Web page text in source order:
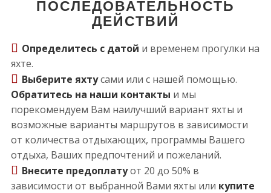
ПОСЛЕДОВАТЕЛЬНОСТЬ
ДЕЙСТВИЙ
Определитесь с датой и временем прогулки на
яхте.
Выберите яхтусами или с нашей помощью.
Обратитесь на наши контакты и мы
порекомендуем Вам наилучший вариант яхты и
возможные варианты маршрутов в зависимости
от количества отдыхающих, программы Вашего
отдыха, Ваших предпочтений и пожеланий.
Внесите предоплатуот 20 до 50% в
зависимости от выбранной Вами яхты или купите